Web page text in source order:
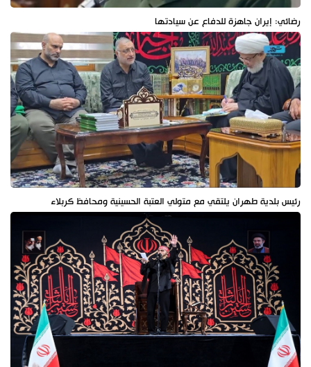
رضائي: إيران جاهزة للدفاع عن سيادتها
رئيس بلدية طهران يلتقي مع متولي العتبة الحسينية ومحافظ كربلاء